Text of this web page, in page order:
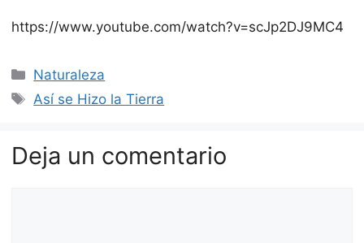
https://www.youtube.com/watch?v=scJp2DJ9MC4
Categorías
Naturaleza
Etiquetas
Así se Hizo la Tierra
Deja un comentario